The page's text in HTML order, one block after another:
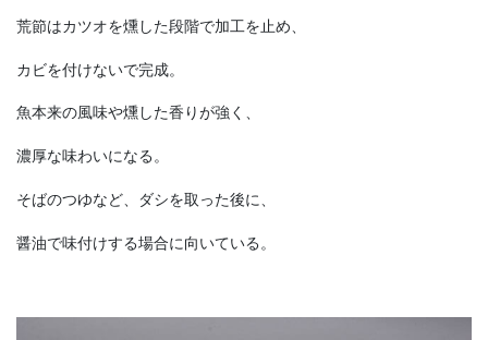
荒節はカツオを燻した段階で加工を止め、
カビを付けないで完成。
魚本来の風味や燻した香りが強く、
濃厚な味わいになる。
そばのつゆなど、ダシを取った後に、
醤油で味付けする場合に向いている。